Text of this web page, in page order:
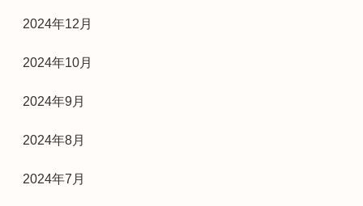
2024年12月
2024年10月
2024年9月
2024年8月
2024年7月